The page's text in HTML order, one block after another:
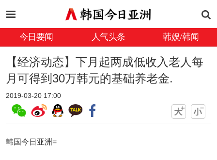
今日要闻 人气头条 韩娱/韩闻
【经济动态】下月起两成低收入老人每
月可得到30万韩元的基础养老金.
2019-03-20 17:00
韩国今日亚洲=